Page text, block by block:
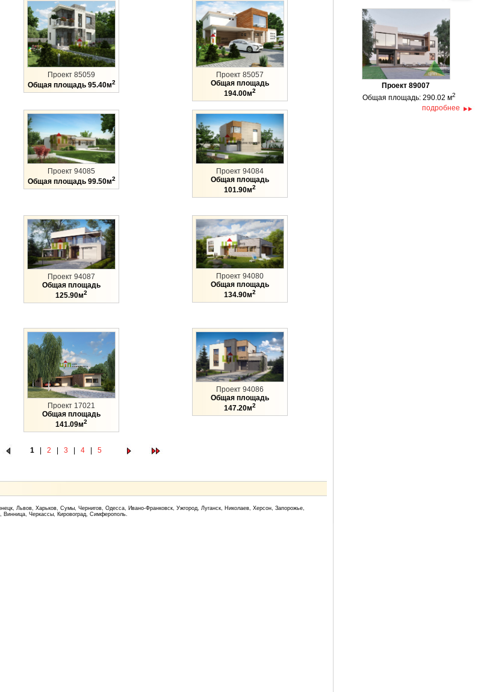
Проект 85059
Общая площадь 95.40м2
Проект 85057
Общая площадь
194.00м2
Проект 94085
Общая площадь 99.50м2
Проект 94084
Общая площадь
101.90м2
Проект 94087
Общая площадь
125.90м2
Проект 94080
Общая площадь
134.90м2
Проект 17021
Общая площадь
141.09м2
Проект 94086
Общая площадь
147.20м2
1 2 3 4 5
Львов, Харьков, Сумы, Чернигов, Одесса, Ивано-Франковск, Ужгород, Луганск, Николаев, Херсон, Запорожье,
Черкассы, Кировоград, Симферополь.
Проект 89007
Общая площадь: 290.02 м2
подробнее